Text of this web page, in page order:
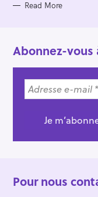
S Read More
Abonnez-vous
Pour nous